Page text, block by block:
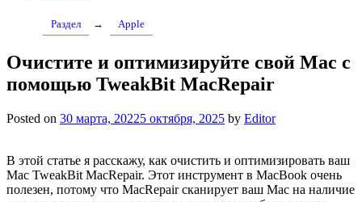
Раздел → Apple
Очистите и оптимизируйте свой Mac с
помощью TweakBit MacRepair
Posted on 30 марта, 20225 октября, 2025 by Editor
В этой статье я расскажу, как очистить и оптимизировать ваш
Mac TweakBit MacRepair. Этот инструмент в MacBook очень
полезен, потому что MacRepair сканирует ваш Mac на наличие